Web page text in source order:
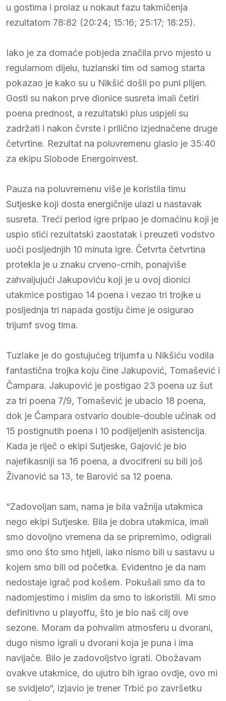
u gostima i prolaz u nokaut fazu takmičenja
rezultatom 78:82 (20:24; 15:16; 25:17; 18:25).
Iako je za domaće pobjeda značila prvo mjesto u
regularnom dijelu, tuzlanski tim od samog starta
pokazao je kako su u Nikšić došli po puni plijen.
Gosti su nakon prve dionice susreta imali četiri
poena prednost, a rezultatski plus uspjeli su
zadržati i nakon čvrste i prilično izjednačene druge
četvrtine. Rezultat na poluvremenu glasio je 35:40
za ekipu Slobode Energoinvest.
Pauza na poluvremenu više je koristila timu
Sutjeske koji dosta energičnije ulazi u nastavak
susreta. Treći period igre pripao je domaćinu koji je
uspio stići rezultatski zaostatak i preuzeti vodstvo
uoči posljednjih 10 minuta igre. Četvrta četvrtina
protekla je u znaku crveno-crnih, ponajviše
zahvaljujući Jakupoviću koji je u ovoj dionici
utakmice postigao 14 poena i vezao tri trojke u
posljednja tri napada gostiju čime je osigurao
trijumf svog tima.
Tuzlake je do gostujućeg trijumfa u Nikšiću vodila
fantastična trojka koju čine Jakupović, Tomašević i
Čampara. Jakupović je postigao 23 poena uz šut
za tri poena 7/9, Tomašević je ubacio 18 poena,
dok je Čampara ostvario double-double učinak od
15 postignutih poena i 10 podijeljenih asistencija.
Kada je riječ o ekipi Sutjeske, Gajović je bio
najefikasniji sa 16 poena, a dvocifreni su bili još
Živanović sa 13, te Barović sa 12 poena.
“Zadovoljan sam, nama je bila važnija utakmica
nego ekipi Sutjeske. Bila je dobra utakmica, imali
smo dovoljno vremena da se pripremimo, odigrali
smo ono što smo htjeli, iako nismo bili u sastavu u
kojem smo bili od početka. Evidentno je da nam
nedostaje igrač pod košem. Pokušali smo da to
nadomjestimo i mislim da smo to iskoristili. Mi smo
definitivno u playoffu, što je bio naš cilj ove
sezone. Moram da pohvalim atmosferu u dvorani,
dugo nismo igrali u dvorani koja je puna i ima
navijače. Bilo je zadovoljstvo igrati. Obožavam
ovakve utakmice, do ujutro bih igrao ovdje, ovo mi
se svidjelo“, izjavio je trener Trbić po završetku